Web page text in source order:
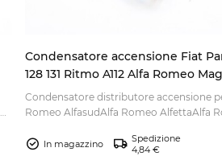
Condensatore accensione Fiat
128 131 Ritmo A112 Alfa Romeo
Marelli
Condensatore distributore accensione
Romeo AlfasudAlfa Romeo AlfettaAlfa
In magazzino
Spedizione
4,84 €